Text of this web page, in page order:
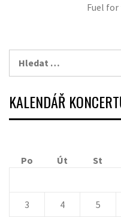
Fuel for
KALENDÁŘ
Po
Út St
3 4 5